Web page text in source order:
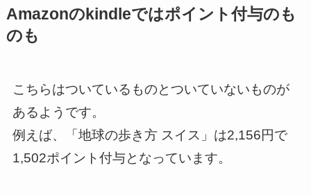
Amazonのkindleではポイント付与のも
のも
こちらはついているものとついていないものが
あるようです。
例えば、「地球の歩き方 スイス」は2,156円で
1,502ポイント付与となっています。